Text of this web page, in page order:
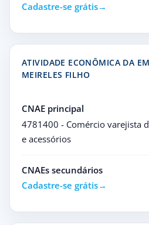
Cadastre-se grátis
ATIVIDADE ECONÔMICA DA
MEIRELES FILHO
CNAE principal
4781400 - Comércio varejista
e acessórios
CNAEs secundários
Cadastre-se grátis